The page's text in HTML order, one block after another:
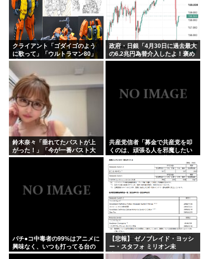
クライアント「ゴダイゴのよう
に歌って」「ウルトラマン80」
「アルフィのように」「星のピ
政府・日銀「4月30日に過去最大
の6.2兆円為替介入したよ！褒め
てよ！」
鈴木奈々「垂れてたバストが上
がった！」「今が一番バスト大
きい！」 下着姿を公開、豊満な
共産党信者「募金で共産党を叩
くのは、頑張る人を邪魔したい
という日本人らしい薄暗い欲望
のせい」
パチ●コ中毒者の99%はアニメに
興味なく、いつも打ってる台の
原作も知らないという不都合な
【悲報】 ゼノブレイド・ヨッシ
ー・スタフォ ミリオン未
達・・・